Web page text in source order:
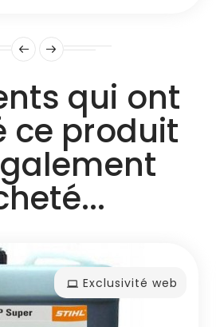
qui ont
ce produit
Exclusivité web